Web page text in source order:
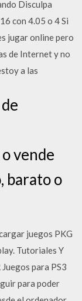
Disculpa
con 4.05 o 4 Si
jugar online pero
de Internet y no
a las
vende
barato o
juegos PKG
Tutoriales Y
para PS3
para poder